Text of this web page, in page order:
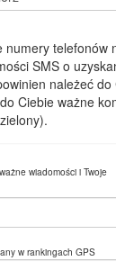
numery telefonów
SMS o
należeć
Ciebie ważne
wiadomości i Twoje
w rankingach GPS